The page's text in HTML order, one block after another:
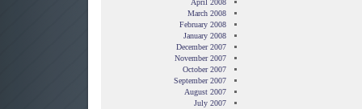
April 2008
March 2008
February 2008
January 2008
December 2007
November 2007
October 2007
September 2007
August 2007
July 2007